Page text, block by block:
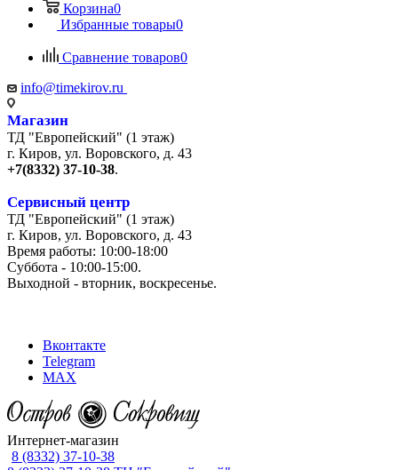
Корзина0
Избранные товары0
Сравнение товаров0
info@timekirov.ru
Магазин
ТД "Европейский" (1 этаж)
г. Киров, ул. Воровского, д. 43
+7(8332) 37-10-38.
Сервисный центр
ТД "Европейский" (1 этаж)
г. Киров, ул. Воровского, д. 43
Время работы: 10:00-18:00
Суббота - 10:00-15:00.
Выходной - вторник, воскресенье.
Вконтакте
Telegram
MAX
Интернет-магазин
8 (8332) 37-10-38